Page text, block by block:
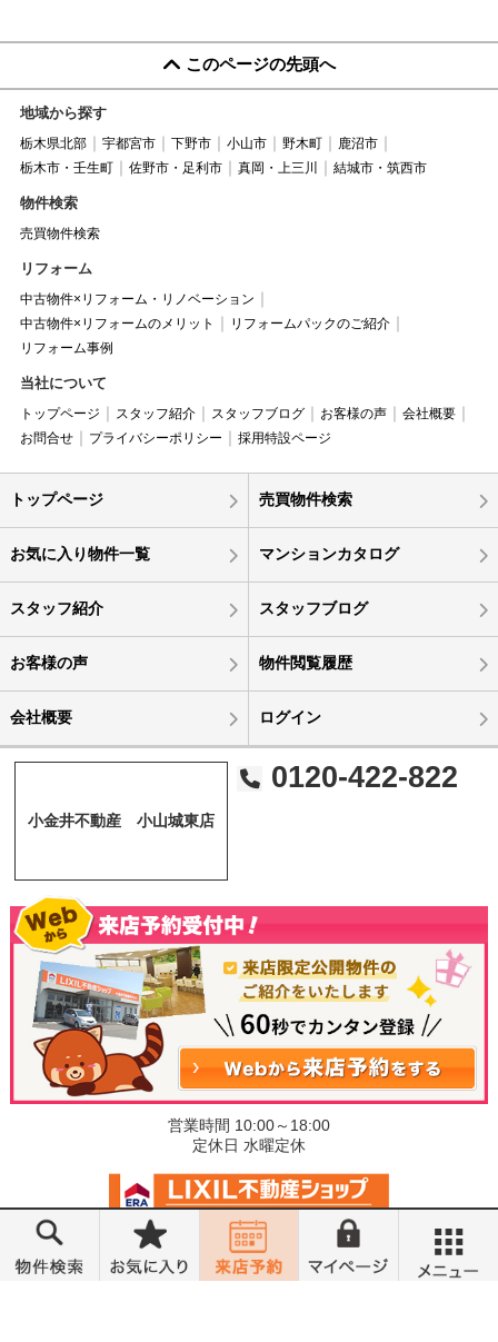
このページの先頭へ
地域から探す
栃木県北部 宇都宮市 下野市 小山市 野木町
鹿沼市
栃木市・壬生町
佐野市・足利市 真岡・上三川 結城市・筑西市
物件検索
売買物件検索
リフォーム
中古物件×リフォーム・リノベーション
中古物件×リフォームのメリット
リフォームパックのご紹介
リフォーム事例
当社について
トップページ スタッフ紹介 スタッフブログ お客様の声
会社概要
お問合せ
プライバシーポリシー 採用特設ページ
トップページ 売買物件検索
お気に入り物件一覧 マンションカタログ
スタッフ紹介 スタッフブログ
お客様の声 物件閲覧履歴
会社概要 ログイン
小金井不動産 小山城東店
0120-422-822
営業時間 10:00～18:00
定休日 水曜定休
©小金井不動産売買部 小山城東店